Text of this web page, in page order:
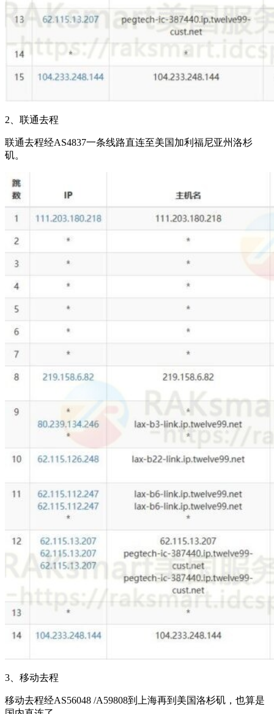
2、联通去程
联通去程经AS4837一条线路直连至美国加利福尼亚州洛杉
矶。
3、移动去程
移动去程经AS56048 /A59808到上海再到美国洛杉矶，也算是